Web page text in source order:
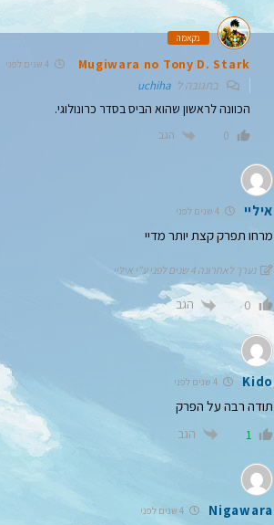
נקאמה
Mugiwara no Tony D. Stark 4 שנים לפני
בתגובה ל uchiha
הכוונה לראשון שהוא הביס בסדר כרונולוגי.
0 הגב
איליי 4 שנים לפני
מרחו תפרק קצת יותר מדיי
נערך לאחרונה 4 שנים לפני ע"י איליי
0 הגב
Kido
תודה רבה על הפרק
1 הגב
Nigawara